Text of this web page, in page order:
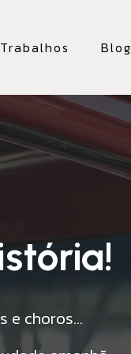
Trabalhos Blog
e choros...